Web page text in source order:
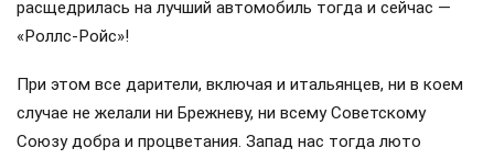
расщедрилась на лучший автомобиль тогда и сейчас —
«Роллс-Ройс»!
При этом все дарители, включая и итальянцев, ни в коем
случае не желали ни Брежневу, ни всему Советскому
Союзу добра и процветания. Запад нас тогда люто